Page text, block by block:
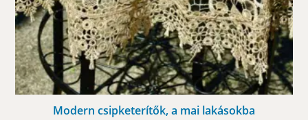
Modern csipketerítők, a mai lakásokba